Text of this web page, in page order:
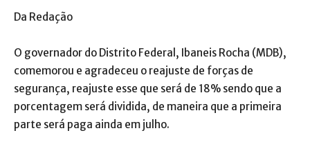
Da Redação
O governador do Distrito Federal, Ibaneis Rocha (MDB),
comemorou e agradeceu o reajuste de forças de
segurança, reajuste esse que será de 18% sendo que a
porcentagem será dividida, de maneira que a primeira
parte será paga ainda em julho.